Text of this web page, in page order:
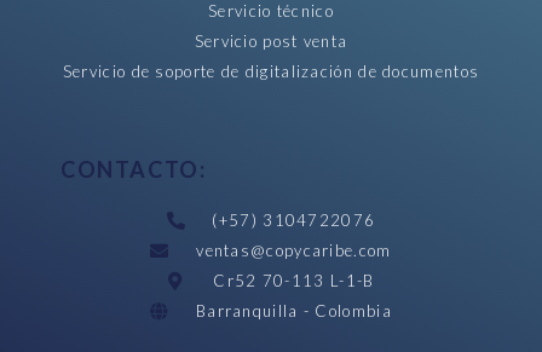
Servicio técnico
Servicio post venta
Servicio de soporte de digitalización de documentos
CONTACTO:
(+57) 3104722076
ventas@copycaribe.com
Cr52 70-113 L-1-B
Barranquilla - Colombia